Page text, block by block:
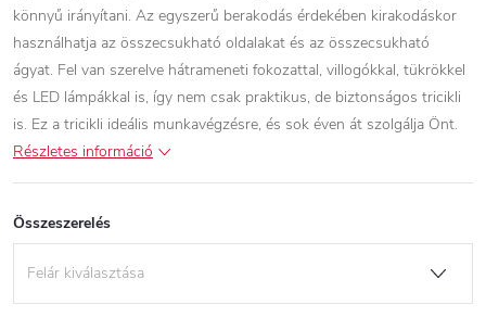
könnyű irányítani. Az egyszerű berakodás érdekében kirakodáskor
használhatja az összecsukható oldalakat és az összecsukható
ágyat. Fel van szerelve hátrameneti fokozattal, villogókkal, tükrökkel
és LED lámpákkal is, így nem csak praktikus, de biztonságos tricikli
is. Ez a tricikli ideális munkavégzésre, és sok éven át szolgálja Önt.
Részletes információ
Összeszerelés